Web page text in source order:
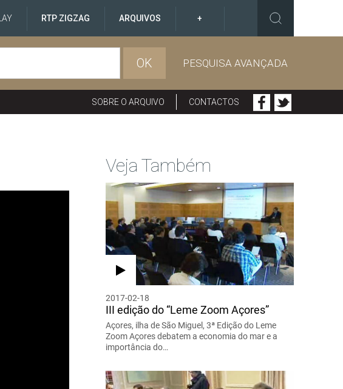
RTP ZIGZAG ARQUIVOS +
OK PESQUISA AVANÇADA
SOBRE O ARQUIVO CONTACTOS
Veja Também
2017-02-18
III edição do “Leme Zoom Açores”
Açores, ilha de São Miguel, 3ª Edição do Leme
Zoom Açores debatem a economia do mar e a
importância do…